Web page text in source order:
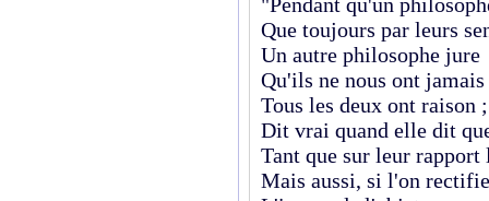
Que toujours par leurs
Un autre philosophe jure
Qu'ils ne nous ont
Tous les deux ont raison
Dit vrai quand elle dit
Tant que sur leur
Mais aussi, si l'on rectifie